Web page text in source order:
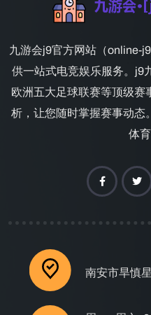
九游会j9官方网站（online-
供一站式电竞娱乐服务。j9
欧洲五大足球联赛等顶级赛
析，让您随时掌握赛事动态
体育
南安市旱慎